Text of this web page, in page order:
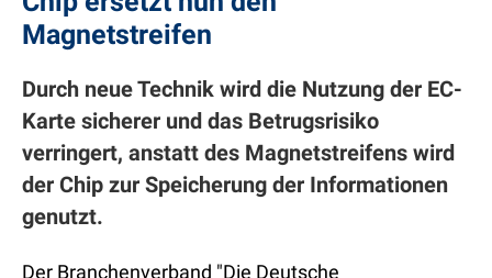
Magnetstreifen
Durch neue Technik wird die Nutzung der EC-
Karte sicherer und das Betrugsrisiko
verringert, anstatt des Magnetstreifens wird
der Chip zur Speicherung der Informationen
genutzt.
Der Branchenverband "Die Deutsche